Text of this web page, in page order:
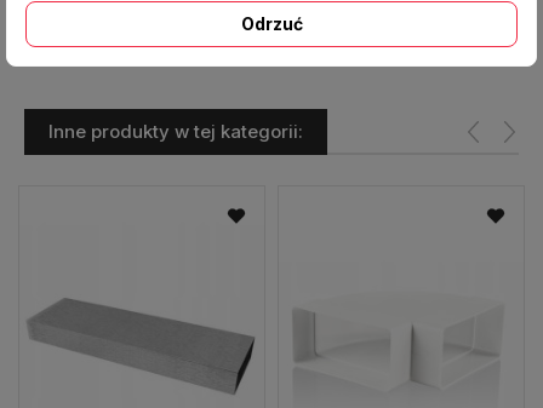
Inne produkty w tej kategorii:
Odrzuć